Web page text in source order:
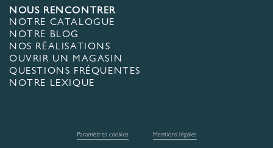
NOUS RENCONTRER
NOTRE CATALOGUE
NOTRE BLOG
NOS RÉALISATIONS
OUVRIR UN MAGASIN
QUESTIONS FRÉQUENTES
NOTRE LEXIQUE
Paramètres cookies Mentions légales